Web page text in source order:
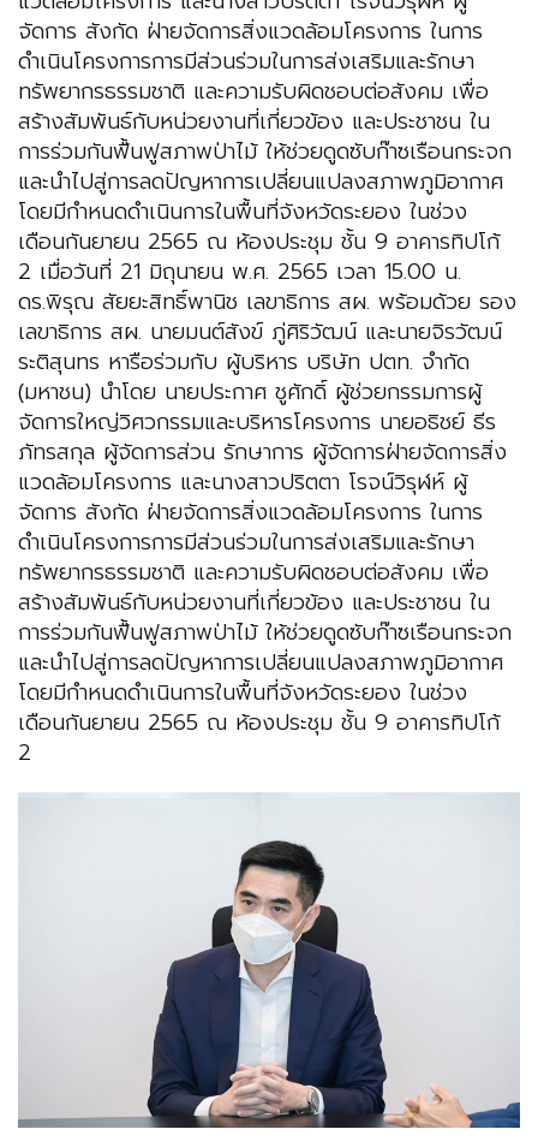
จัดการ สังกัด ฝ่ายจัดการสิ่งแวดล้อมโครงการ ในการ
ดำเนินโครงการการมีส่วนร่วมในการส่งเสริมและรักษา
ทรัพยากรธรรมชาติ และความรับผิดชอบต่อสังคม เพื่อ
สร้างสัมพันธ์กับหน่วยงานที่เกี่ยวข้อง และประชาชน ใน
การร่วมกันฟื้นฟูสภาพป่าไม้ ให้ช่วยดูดซับก๊าซเรือนกระจก
และนำไปสู่การลดปัญหาการเปลี่ยนแปลงสภาพภูมิอากาศ
โดยมีกำหนดดำเนินการในพื้นที่จังหวัดระยอง ในช่วง
เดือนกันยายน 2565 ณ ห้องประชุม ชั้น 9 อาคารทิปโก้
2 เมื่อวันที่ 21 มิถุนายน พ.ศ. 2565 เวลา 15.00 น.
ดร.พิรุณ สัยยะสิทธิ์พานิช เลขาธิการ สผ. พร้อมด้วย รอง
เลขาธิการ สผ. นายมนต์สังข์ ภู่ศิริวัฒน์ และนายจิรวัฒน์
ระติสุนทร หารือร่วมกับ ผู้บริหาร บริษัท ปตท. จำกัด
(มหาชน) นำโดย นายประกาศ ชูศักดิ์ ผู้ช่วยกรรมการผู้
จัดการใหญ่วิศวกรรมและบริหารโครงการ นายอธิชย์ ธีร
ภัทรสกุล ผู้จัดการส่วน รักษาการ ผู้จัดการฝ่ายจัดการสิ่ง
แวดล้อมโครงการ และนางสาวปริตตา โรจน์วิรุฬห์ ผู้
จัดการ สังกัด ฝ่ายจัดการสิ่งแวดล้อมโครงการ ในการ
ดำเนินโครงการการมีส่วนร่วมในการส่งเสริมและรักษา
ทรัพยากรธรรมชาติ และความรับผิดชอบต่อสังคม เพื่อ
สร้างสัมพันธ์กับหน่วยงานที่เกี่ยวข้อง และประชาชน ใน
การร่วมกันฟื้นฟูสภาพป่าไม้ ให้ช่วยดูดซับก๊าซเรือนกระจก
และนำไปสู่การลดปัญหาการเปลี่ยนแปลงสภาพภูมิอากาศ
โดยมีกำหนดดำเนินการในพื้นที่จังหวัดระยอง ในช่วง
เดือนกันยายน 2565 ณ ห้องประชุม ชั้น 9 อาคารทิปโก้
2